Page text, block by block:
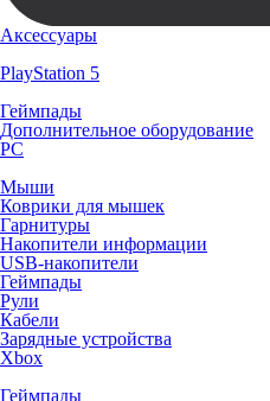
Аксессуары
PlayStation 5
Геймпады
Дополнительное оборудование
PC
Мыши
Коврики для мышек
Гарнитуры
Накопители информации
USB-накопители
Геймпады
Рули
Кабели
Зарядные устройства
Xbox
Геймпады